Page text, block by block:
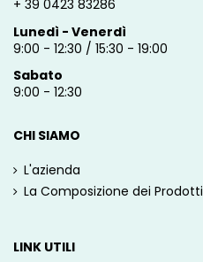
+ 39 0423 83286
Lunedì - Venerdì
9:00 - 12:30 / 15:30 - 19:00
Sabato
9:00 - 12:30
CHI SIAMO
L'azienda
La Composizione dei Prodotti
LINK UTILI